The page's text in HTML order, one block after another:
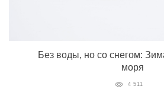
Без воды, но со снегом:
моря
4 511